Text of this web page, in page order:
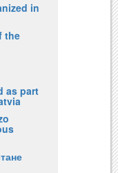
in
the
as part